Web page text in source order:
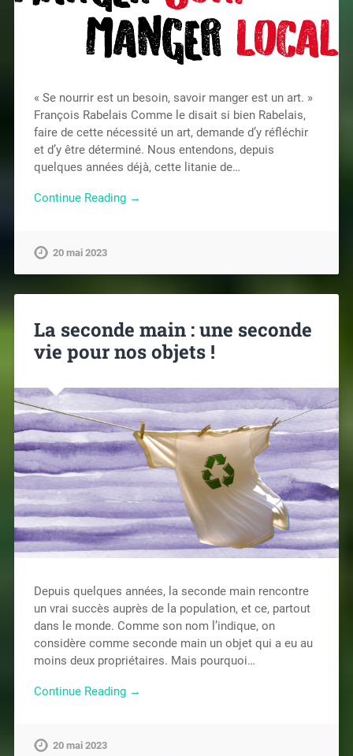
« Se nourrir est un besoin, savoir manger est un art. »
François Rabelais Comme le disait si bien Rabelais,
faire de cette nécessité un art, demande d’y réfléchir
et d’y être déterminé. Nous entendons, depuis
quelques années déjà, cette litanie de…
Continue Reading →
20 mai 2023
La seconde main : une seconde
vie pour nos objets !
Depuis quelques années, la seconde main rencontre
un vrai succès auprès de la population, et ce, partout
dans le monde. Comme son nom l’indique, on
considère comme seconde main un objet qui a eu au
moins deux propriétaires. Mais pourquoi…
Continue Reading →
20 mai 2023